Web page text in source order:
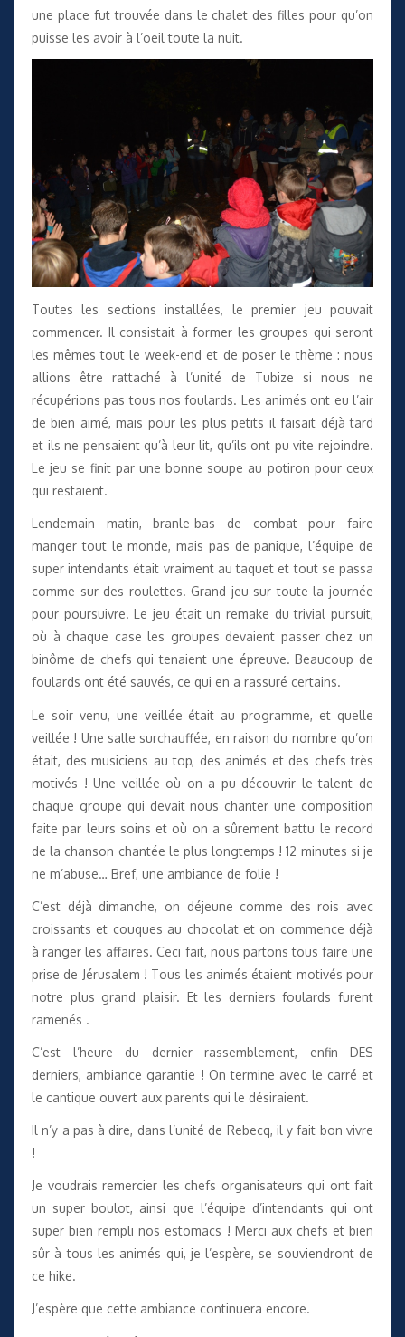
une place fut trouvée dans le chalet des filles pour qu’on
puisse les avoir à l’oeil toute la nuit.
Toutes les sections installées, le premier jeu pouvait
commencer. Il consistait à former les groupes qui seront
les mêmes tout le week-end et de poser le thème : nous
allions être rattaché à l’unité de Tubize si nous ne
récupérions pas tous nos foulards. Les animés ont eu l’air
de bien aimé, mais pour les plus petits il faisait déjà tard
et ils ne pensaient qu’à leur lit, qu’ils ont pu vite rejoindre.
Le jeu se finit par une bonne soupe au potiron pour ceux
qui restaient.
Lendemain matin, branle-bas de combat pour faire
manger tout le monde, mais pas de panique, l’équipe de
super intendants était vraiment au taquet et tout se passa
comme sur des roulettes. Grand jeu sur toute la journée
pour poursuivre. Le jeu était un remake du trivial pursuit,
où à chaque case les groupes devaient passer chez un
binôme de chefs qui tenaient une épreuve. Beaucoup de
foulards ont été sauvés, ce qui en a rassuré certains.
Le soir venu, une veillée était au programme, et quelle
veillée ! Une salle surchauffée, en raison du nombre qu’on
était, des musiciens au top, des animés et des chefs très
motivés ! Une veillée où on a pu découvrir le talent de
chaque groupe qui devait nous chanter une composition
faite par leurs soins et où on a sûrement battu le record
de la chanson chantée le plus longtemps ! 12 minutes si je
ne m’abuse… Bref, une ambiance de folie !
C’est déjà dimanche, on déjeune comme des rois avec
croissants et couques au chocolat et on commence déjà
à ranger les affaires. Ceci fait, nous partons tous faire une
prise de Jérusalem ! Tous les animés étaient motivés pour
notre plus grand plaisir. Et les derniers foulards furent
ramenés .
C’est l’heure du dernier rassemblement, enfin DES
derniers, ambiance garantie ! On termine avec le carré et
le cantique ouvert aux parents qui le désiraient.
Il n’y a pas à dire, dans l’unité de Rebecq, il y fait bon vivre
!
Je voudrais remercier les chefs organisateurs qui ont fait
un super boulot, ainsi que l’équipe d’intendants qui ont
super bien rempli nos estomacs ! Merci aux chefs et bien
sûr à tous les animés qui, je l’espère, se souviendront de
ce hike.
J’espère que cette ambiance continuera encore.